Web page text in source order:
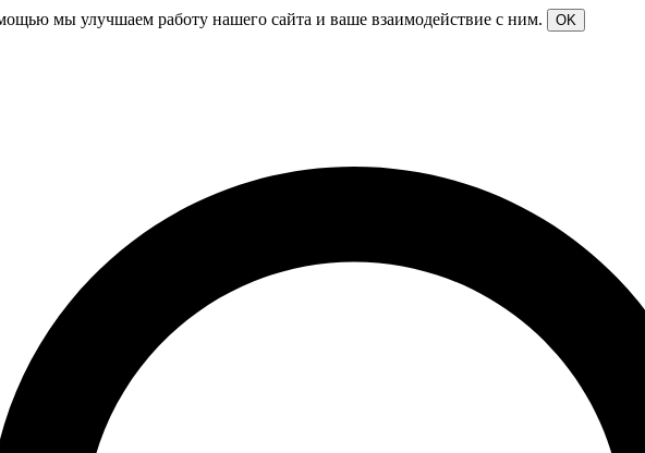
мы улучшаем работу нашего сайта и ваше взаимодействие с ним. OK